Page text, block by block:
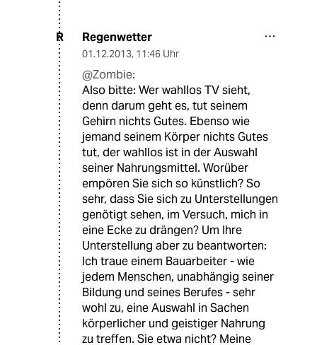
R Regenwetter
01.12.2013, 11:46 Uhr
@Zombie:
Also bitte: Wer wahllos TV sieht,
denn darum geht es, tut seinem
Gehirn nichts Gutes. Ebenso wie
jemand seinem Körper nichts Gutes
tut, der wahllos ist in der Auswahl
seiner Nahrungsmittel. Worüber
empören Sie sich so künstlich? So
sehr, dass Sie sich zu Unterstellungen
genötigt sehen, im Versuch, mich in
eine Ecke zu drängen? Um Ihre
Unterstellung aber zu beantworten:
Ich traue einem Bauarbeiter - wie
jedem Menschen, unabhängig seiner
Bildung und seines Berufes - sehr
wohl zu, eine Auswahl in Sachen
körperlicher und geistiger Nahrung
zu treffen. Sie etwa nicht? Meine